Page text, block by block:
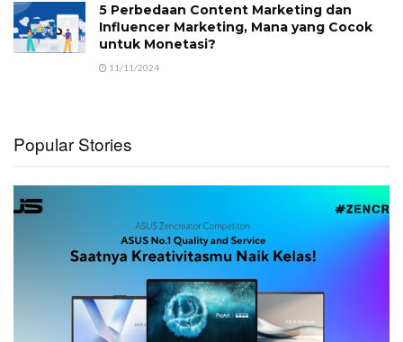
5 Perbedaan Content Marketing dan
Influencer Marketing, Mana yang Cocok
untuk Monetasi?
11/11/2024
Popular Stories